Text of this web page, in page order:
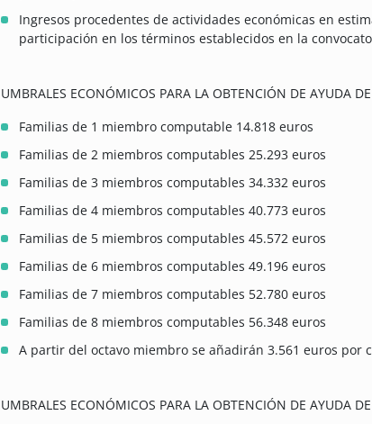
Ingresos procedentes de actividades económicas en
participación en los términos establecidos en la
UMBRALES ECONÓMICOS PARA LA OBTENCIÓN DE AYUDA
Familias de 1 miembro computable 14.818 euros
Familias de 2 miembros computables 25.293 euros
Familias de 3 miembros computables 34.332 euros
Familias de 4 miembros computables 40.773 euros
Familias de 5 miembros computables 45.572 euros
Familias de 6 miembros computables 49.196 euros
Familias de 7 miembros computables 52.780 euros
Familias de 8 miembros computables 56.348 euros
A partir del octavo miembro se añadirán 3.561 euros
UMBRALES ECONÓMICOS PARA LA OBTENCIÓN DE AYUDA